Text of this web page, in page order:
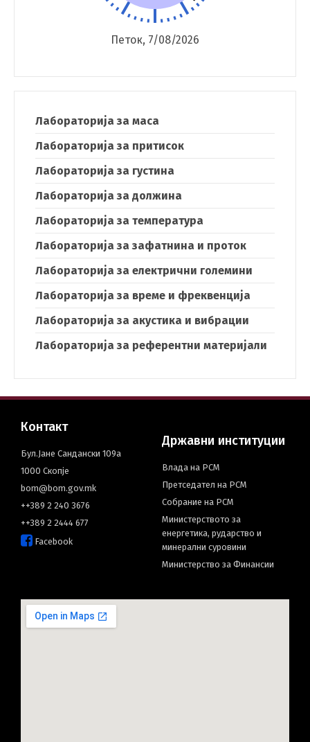
Петок, 7/08/2026
Лабораторија за маса
Лабораторија за притисок
Лабораторија за густина
Лабораторија за должина
Лабораторија за температура
Лабораторија за зафатнина и проток
Лабораторија за електрични големини
Лабораторија за време и фреквенција
Лабораторија за акустика и вибрации
Лабораторија за референтни материјали
Контакт
Бул.Јане Сандански 109а
1000 Скопје
bom@bom.gov.mk
++389 2 240 3676
++389 2 2444 677
Facebook
Државни институции
Влада на РСМ
Претседател на РСМ
Собрание на РСМ
Министерството за
енергетика, рударство и
минерални суровини
Министерство за Финансии